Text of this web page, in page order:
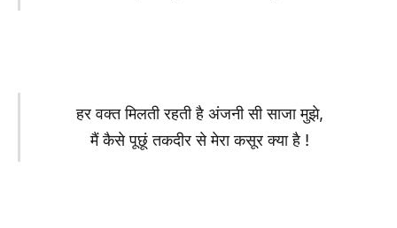
हर वक्त मिलती रहती है अंजनी सी साजा मुझे,
मैं कैसे पूछूं तकदीर से मेरा कसूर क्या है !